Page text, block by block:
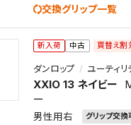
交換グリップ一覧
新入荷 中古 買替え割
ダンロップ ユーティリ
XXIO 13 ネイビー
ー
男性用右 グリップ交換
索条件は変更できません。
面を表示し、条件を変更の上